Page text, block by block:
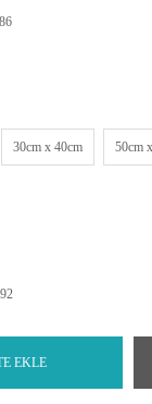
30cm x 40cm 50cm
EKLE